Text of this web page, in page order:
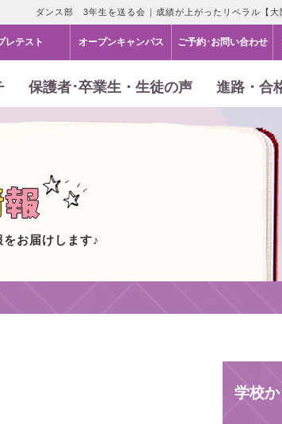
ダンス部 3年生を送る会｜成績が上がったリベラル【
レテスト オープンキャンパス ご予約･お問い合わせ
保護者･卒業生・生徒の声 進路・合
お届けします♪
学校